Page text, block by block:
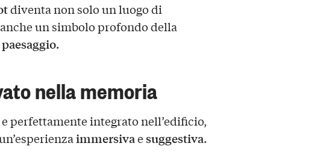
diventa non solo un luogo di
un simbolo profondo della
paesaggio.
nella memoria
perfettamente integrato nell’edificio,
immersivaesuggestiva.